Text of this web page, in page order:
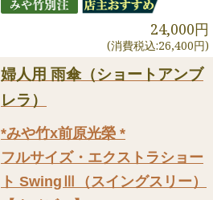
24,000円
(消費税込:26,400円)
婦人用 雨傘（ショートアンブ
レラ）
*みや竹x前原光榮 *
フルサイズ・エクストラショー
ト SwingⅢ（スイングスリー）